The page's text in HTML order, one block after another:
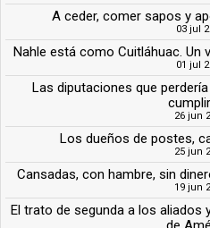
A ceder, comer sapos y
03 jul
Nahle está como Cuitláhuac. Un
01 jul
Las diputaciones que
26 jun
Los dueños de postes,
25 jun
Cansadas, con hambre, sin
19 jun
El trato de segunda a los